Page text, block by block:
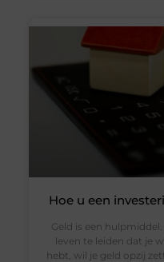
Hoe u een
Geld is een
leven te leiden dat je
hebt, wil je geld opzij